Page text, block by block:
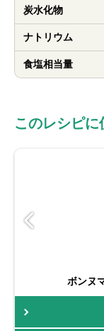
炭水化物
ナトリウム
食塩相当量
このレシピ
ボンヌ